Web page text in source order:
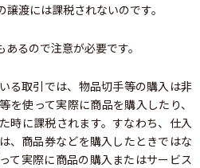
渡には課税されないのです。
るので注意が必要です。
る取引では、物品切手等の購入は非
を使って実際に商品を購入したり、
時に課税されます。すなわち、仕入
、商品券などを購入したときではな
て実際に商品の購入またはサービス